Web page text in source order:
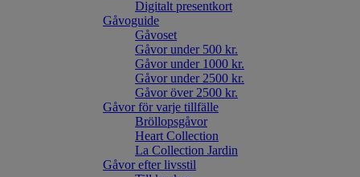
Digitalt presentkort
Gåvoguide
Gåvoset
Gåvor under 500 kr.
Gåvor under 1000 kr.
Gåvor under 2500 kr.
Gåvor över 2500 kr.
Gåvor för varje tillfälle
Bröllopsgåvor
Heart Collection
La Collection Jardin
Gåvor efter livsstil